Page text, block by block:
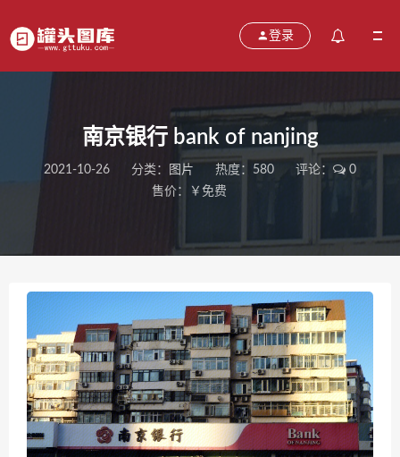
登录
南京银行 bank of nanjing
2021-10-26 分类： 图片 热度：580 评论：
0
售价：￥免费